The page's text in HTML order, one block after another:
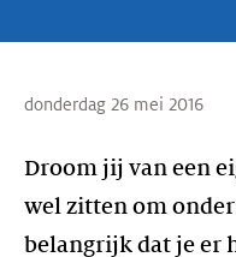
donderdag 26 mei 2016
Droom jij van een
wel zitten om
belangrijk dat je er